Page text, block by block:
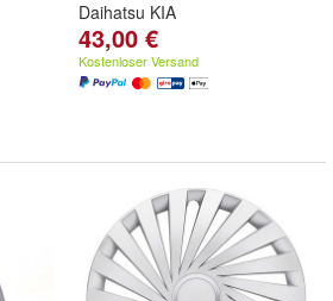
Daihatsu KIA
43,00 €
Kostenloser Versand